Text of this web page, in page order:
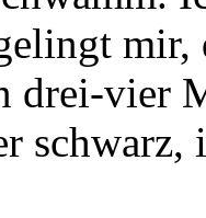
mir,
drei-vier
schwarz,